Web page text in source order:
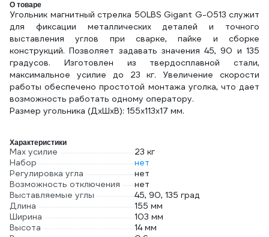
О товаре
Угольник магнитный стрелка 50LBS Gigant G-0513 служит
для фиксации металлических деталей и точного
выставления углов при сварке, пайке и сборке
конструкций. Позволяет задавать значения 45, 90 и 135
градусов. Изготовлен из твердосплавной стали,
максимальное усилие до 23 кг. Увеличение скорости
работы обеспечено простотой монтажа уголка, что дает
возможность работать одному оператору.
Размер угольника (ДхШхВ): 155х113х17 мм.
Характеристики
Max усилие
23 кг
Набор
нет
Регулировка угла
нет
Возможность отключения
нет
Выставляемые углы
45, 90, 135 град
Длина
155 мм
Ширина
103 мм
Высота
14 мм